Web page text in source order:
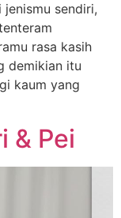
sendiri,
rasa kasih
demikian itu
kaum yang
& Pei